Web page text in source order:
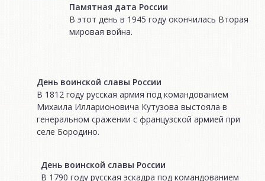
Памятная дата России
В этот день в 1945 году окончилась Вторая
мировая война.
День воинской славы России
В 1812 году русская армия под командованием
Михаила Илларионовича Кутузова выстояла в
генеральном сражении с французской армией при
селе Бородино.
День воинской славы России
В 1790 году русская эскадра под командованием